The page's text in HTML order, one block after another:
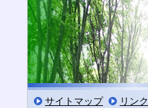
サイトマップ リン
イズにする
字を小さくする標準色表示にする
黒背景表示に
低コントラスト